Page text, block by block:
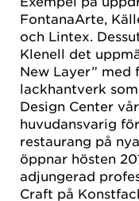
FontanaArte,
och Lintex.
Klenell det
New Layer”
lackhantverk
Design Center
huvudansvarig
restaurang på
öppnar hösten
adjungerad
Craft på